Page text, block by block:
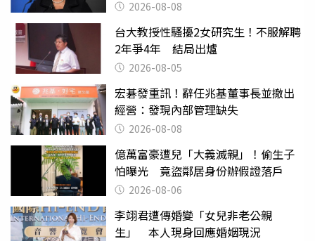
2026-08-08
台大教授性騷擾2女研究生！不服解聘
2年爭4年 結局出爐
2026-08-05
宏碁發重訊！辭任兆基董事長並撤出
經營：發現內部管理缺失
2026-08-08
億萬富豪遭兒「大義滅親」！偷生子
怕曝光 竟盜鄰居身份辦假證落戶
2026-08-06
李翊君遭傳婚變「女兒非老公親
生」 本人現身回應婚姻現況